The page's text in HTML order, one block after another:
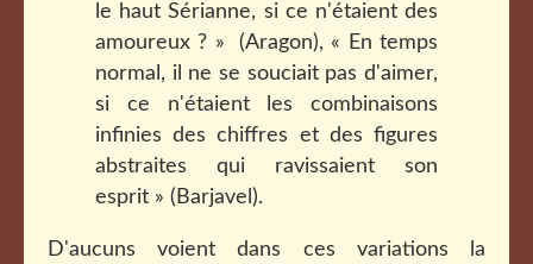
le haut Sérianne, si ce n'étaient des
amoureux ? » (Aragon), « En temps
normal, il ne se souciait pas d'aimer,
si ce n'étaient les combinaisons
infinies des chiffres et des figures
abstraites qui ravissaient son
esprit » (Barjavel).
D'aucuns voient dans ces variations la